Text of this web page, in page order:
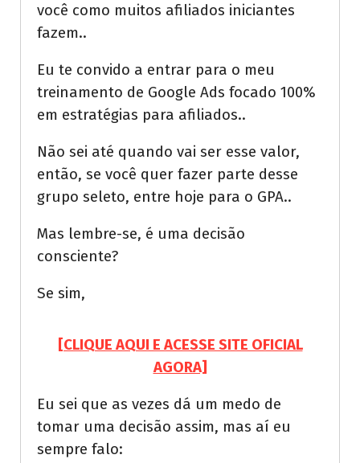
você como muitos afiliados iniciantes
fazem..
Eu te convido a entrar para o meu
treinamento de Google Ads focado 100%
em estratégias para afiliados..
Não sei até quando vai ser esse valor,
então, se você quer fazer parte desse
grupo seleto, entre hoje para o GPA..
Mas lembre-se, é uma decisão
consciente?
Se sim,
[CLIQUE AQUI E ACESSE SITE OFICIAL
AGORA]
Eu sei que as vezes dá um medo de
tomar uma decisão assim, mas aí eu
sempre falo: